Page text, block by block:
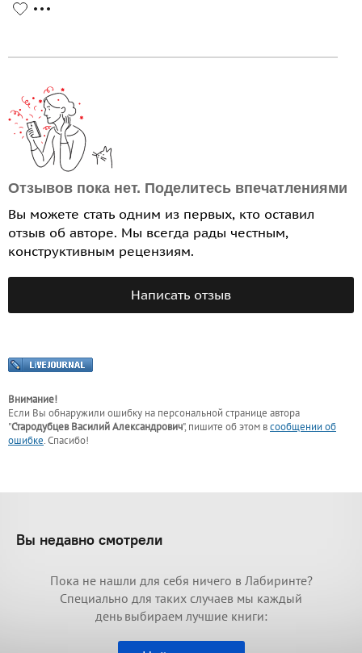
Отзывов пока нет. Поделитесь впечатлениями
Вы можете стать одним из первых, кто оставил
отзыв об авторе. Мы всегда рады честным,
конструктивным рецензиям.
Написать отзыв
Внимание!
Если Вы обнаружили ошибку на персональной странице автора
"Стародубцев Василий Александрович", пишите об этом всообщении об
ошибке. Спасибо!
Вы недавно смотрели
Пока не нашли для себя ничего в Лабиринте?
Специально для таких случаев мы каждый
день выбираем лучшие книги: